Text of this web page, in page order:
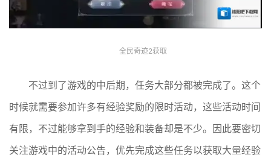
全民奇迹2获取
不过到了游戏的中后期，任务大部分都被完成了。这个
时候就需要参加许多有经验奖励的限时活动，这些活动时间
有限，不过能够拿到手的经验和装备却是不少。因此要密切
关注游戏中的活动公告，优先完成这些任务以获取大量经验